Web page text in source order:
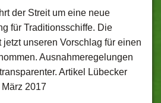
der Streit um eine neue
für Traditionsschiffe. Die
unseren Vorschlag für einen
Ausnahmeregelungen
Artikel Lübecker
2017